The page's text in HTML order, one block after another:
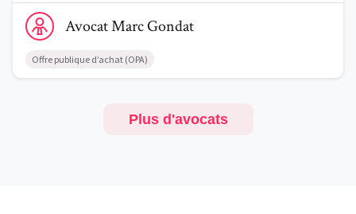
Voir le profil de AvocatMarc Gondat
AvocatMarcGondat
Offre publique d’achat (OPA)
Plus d'avocats